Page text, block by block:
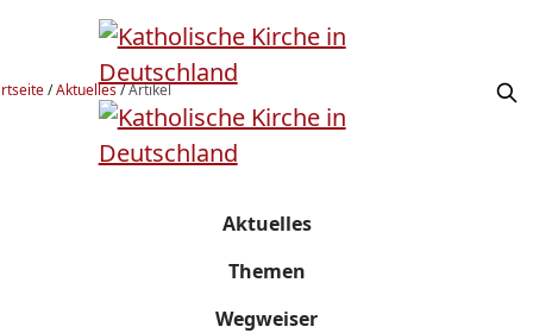
/Aktuelles/Artikel
Aktuelles
Themen
Wegweiser